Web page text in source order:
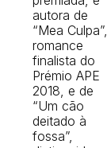
autora de
“Mea Culpa”,
romance
finalista do
Prémio APE
2018, e de
“Um cão
deitado à
fossa”,